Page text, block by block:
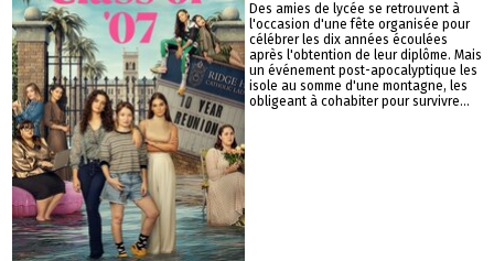
Des amies de lycée se retrouvent à
l'occasion d'une fête organisée pour
célébrer les dix années écoulées
après l'obtention de leur diplôme. Mais
un événement post-apocalyptique les
isole au somme d'une montagne, les
obligeant à cohabiter pour survivre...